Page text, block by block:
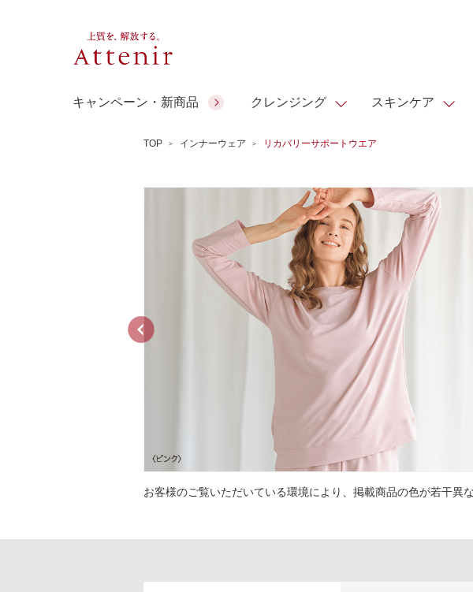
キャンペーン・新商品 クレンジング
スペシャルサイト ギフトサービス
スキンケア
ドレスリフト
プリマモイスト
＆エイジングケア
ベースメイク
paku☆chanさんの
メイクレシピ
ビューティーセレクト
マルチビタミン＆ミネラ
瞳くっきりエイジ
カロリシェイプ
ご予算から選ぶ
人気ランキング
スキンクリ
クレンズ
オイル 専
フト
TOP インナーウェア リカバリーサポートウエア
お客様のご覧いただいている環境により、掲載商品の色が若干異な